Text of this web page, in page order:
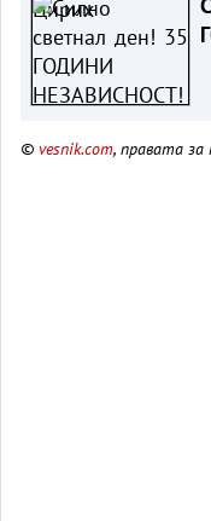
© vesnik.com, правата